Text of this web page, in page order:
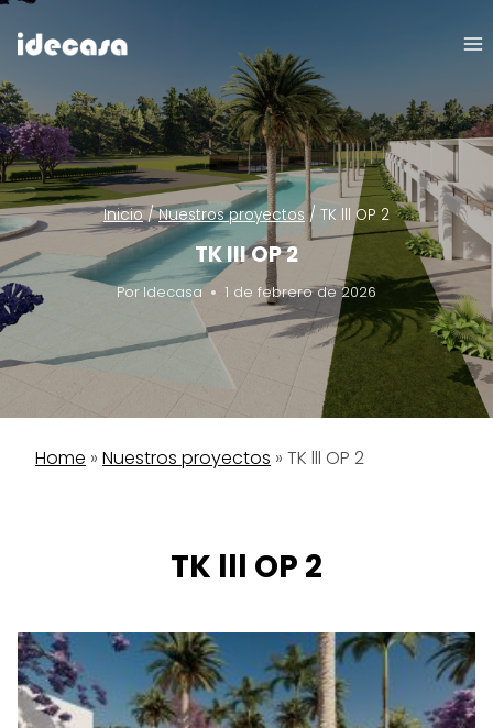
Saltar
Inicio / Nuestros proyectos / TK lll OP 2
TK lll OP 2
Por Idecasa 1 de febrero de 2026
Home » Nuestros proyectos » TK lll OP 2
TK lll OP 2